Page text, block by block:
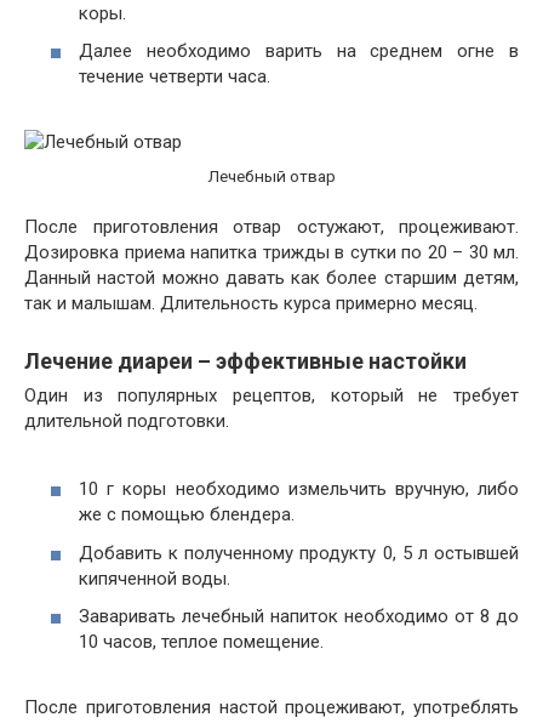
коры.
Далее необходимо варить на среднем огне в
течение четверти часа.
Лечебный отвар
После приготовления отвар остужают, процеживают.
Дозировка приема напитка трижды в сутки по 20 – 30 мл.
Данный настой можно давать как более старшим детям,
так и малышам. Длительность курса примерно месяц.
Лечение диареи – эффективные настойки
Один из популярных рецептов, который не требует
длительной подготовки.
10 г коры необходимо измельчить вручную, либо
же с помощью блендера.
Добавить к полученному продукту 0, 5 л остывшей
кипяченной воды.
Заваривать лечебный напиток необходимо от 8 до
10 часов, теплое помещение.
После приготовления настой процеживают, употреблять